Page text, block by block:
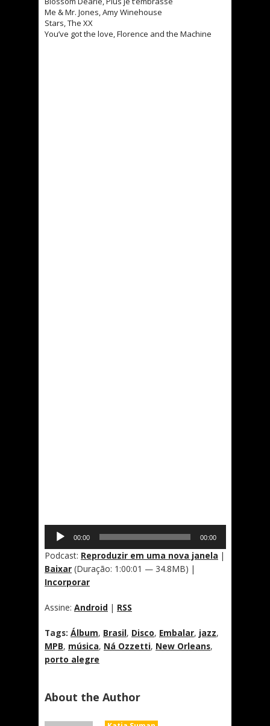
Me & Mr. Jones, Amy Winehouse
Stars, The XX
You’ve got the love, Florence and the Machine
Tocador
áudio
00:00 00:00
Podcast: Reproduzir em uma nova janela |
Baixar (Duração: 1:00:01 — 34.8MB) |
Incorporar
Assine: Android | RSS
Tags: Álbum, Brasil, Disco, Embalar, jazz,
MPB, música, Ná Ozzetti, New Orleans,
porto alegre
About the Author